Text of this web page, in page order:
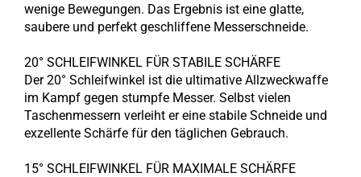
wenige Bewegungen. Das Ergebnis ist eine glatte,
saubere und perfekt geschliffene Messerschneide.
20° SCHLEIFWINKEL FÜR STABILE SCHÄRFE
Der 20° Schleifwinkel ist die ultimative Allzweckwaffe
im Kampf gegen stumpfe Messer. Selbst vielen
Taschenmessern verleiht er eine stabile Schneide und
exzellente Schärfe für den täglichen Gebrauch.
15° SCHLEIFWINKEL FÜR MAXIMALE SCHÄRFE